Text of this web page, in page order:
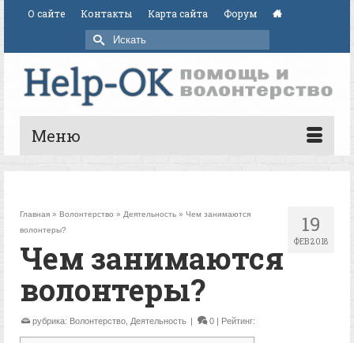
О сайте Контакты Карта сайта
Форум
Искать:
Меню
19
ФЕВ 2018
Главная » Волонтерство » Деятельность » Чем занимаются
волонтеры?
Чем занимаются
волонтеры?
рубрика: Волонтерство Деятельность | 0 | Рейтинг: